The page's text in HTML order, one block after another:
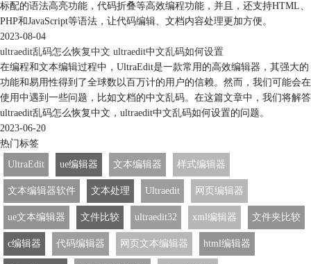
标配的语法高亮功能，代码折叠等高效编程功能，并且，还支持HTML、
PHP和JavaScript等语法，让代码编辑、文档内容处理更加方便。
2023-08-04
ultraedit乱码怎么恢复中文 ultraedit中文乱码如何设置
在编程和文本编辑过程中，UltraEdit是一款常用的高效编辑器，其强大的
功能和易用性得到了全球数以百万计的用户的信赖。然而，我们可能会在
使用中遇到一些问题，比如文档的中文乱码。在这篇文章中，我们将解答
ultraedit乱码怎么恢复中文，ultraedit中文乱码如何设置的问题。
2023-06-20
热门标签
UltraEdit
ue编辑器 文本编辑器 样式编辑器
文本编辑器软件 文本处理 Ultraedit 网页编辑器
ue文本编辑器 文件比较 ultraedit32 xml编辑器 文件夹比较
c编辑器 代码编辑器 网页文本编辑器 html编辑器